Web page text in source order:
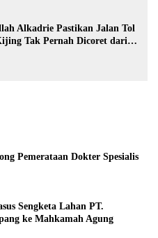
Alkadrie Pastikan Jalan Tol
Tak Pernah Dicoret dari
Pemerataan Dokter Spesialis
Sengketa Lahan PT.
ke Mahkamah Agung